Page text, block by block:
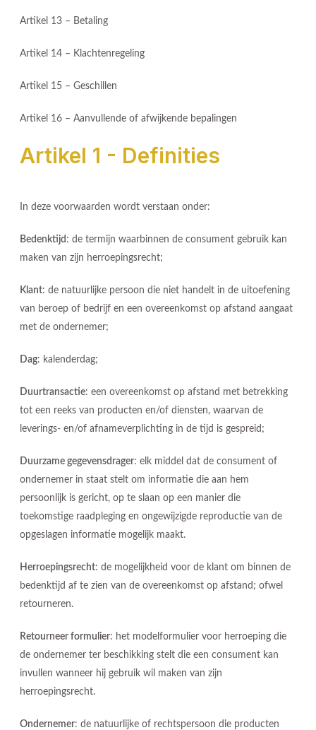
Artikel 13 – Betaling
Artikel 14 – Klachtenregeling
Artikel 15 – Geschillen
Artikel 16 – Aanvullende of afwijkende bepalingen
Artikel 1 - Definities
In deze voorwaarden wordt verstaan onder:
Bedenktijd : de termijn waarbinnen de consument gebruik kan
maken van zijn herroepingsrecht;
Klant: de natuurlijke persoon die niet handelt in de uitoefening
van beroep of bedrijf en een overeenkomst op afstand aangaat
met de ondernemer;
Dag: kalenderdag;
Duurtransactie: een overeenkomst op afstand met betrekking
tot een reeks van producten en/of diensten, waarvan de
leverings- en/of afnameverplichting in de tijd is gespreid;
Duurzame gegevensdrager: elk middel dat de consument of
ondernemer in staat stelt om informatie die aan hem
persoonlijk is gericht, op te slaan op een manier die
toekomstige raadpleging en ongewijzigde reproductie van de
opgeslagen informatie mogelijk maakt.
Herroepingsrecht: de mogelijkheid voor de klant om binnen de
bedenktijd af te zien van de overeenkomst op afstand; ofwel
retourneren.
Retourneer formulier: het modelformulier voor herroeping die
de ondernemer ter beschikking stelt die een consument kan
invullen wanneer hij gebruik wil maken van zijn
herroepingsrecht.
Ondernemer: de natuurlijke of rechtspersoon die producten